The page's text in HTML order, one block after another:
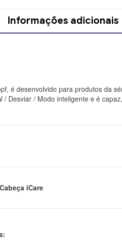
Informações adicionais
é desenvolvido para produtos da
/ Desviar / Modo inteligente e é
iCare